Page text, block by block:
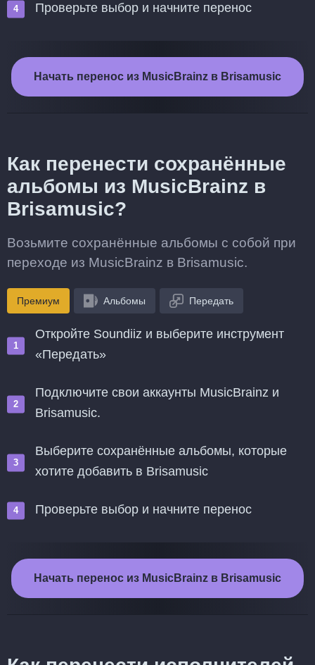
Проверьте выбор и начните перенос
Начать перенос из MusicBrainz в Brisamusic
Как перенести сохранённые
альбомы из MusicBrainz в
Brisamusic?
Возьмите сохранённые альбомы с собой при
переходе из MusicBrainz в Brisamusic.
Премиум Альбомы Передать
Откройте Soundiiz и выберите инструмент
«Передать»
Подключите свои аккаунты MusicBrainz и
Brisamusic.
Выберите сохранённые альбомы, которые
хотите добавить в Brisamusic
Проверьте выбор и начните перенос
Начать перенос из MusicBrainz в Brisamusic